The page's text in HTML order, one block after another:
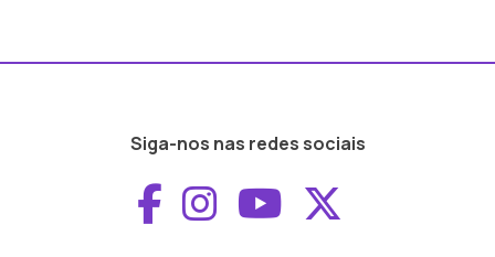
Siga-nos nas redes sociais
Aceder ao
Aceder ao
Aceder ao